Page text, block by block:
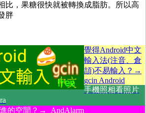
比，果糖很快就被轉換成脂肪。所以高
胖
覺得Android中文
輸入法(注音、倉
頡)不易輸入？→
gcin Android
手機照相看照片
的空間？→ AndAlarm